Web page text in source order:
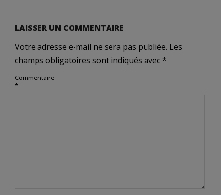
LAISSER UN COMMENTAIRE
Votre adresse e-mail ne sera pas publiée. Les
champs obligatoires sont indiqués avec *
Commentaire
*